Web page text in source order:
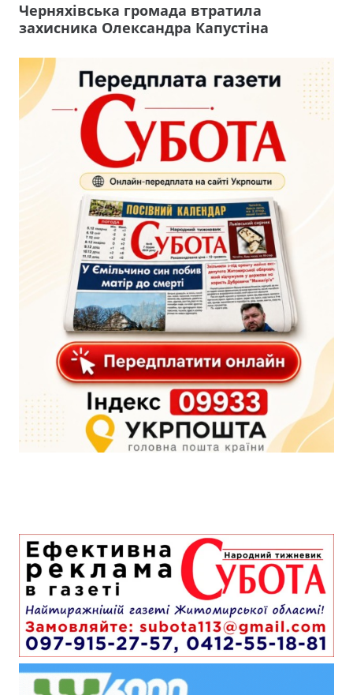
Черняхівська громада втратила
захисника Олександра Капустіна